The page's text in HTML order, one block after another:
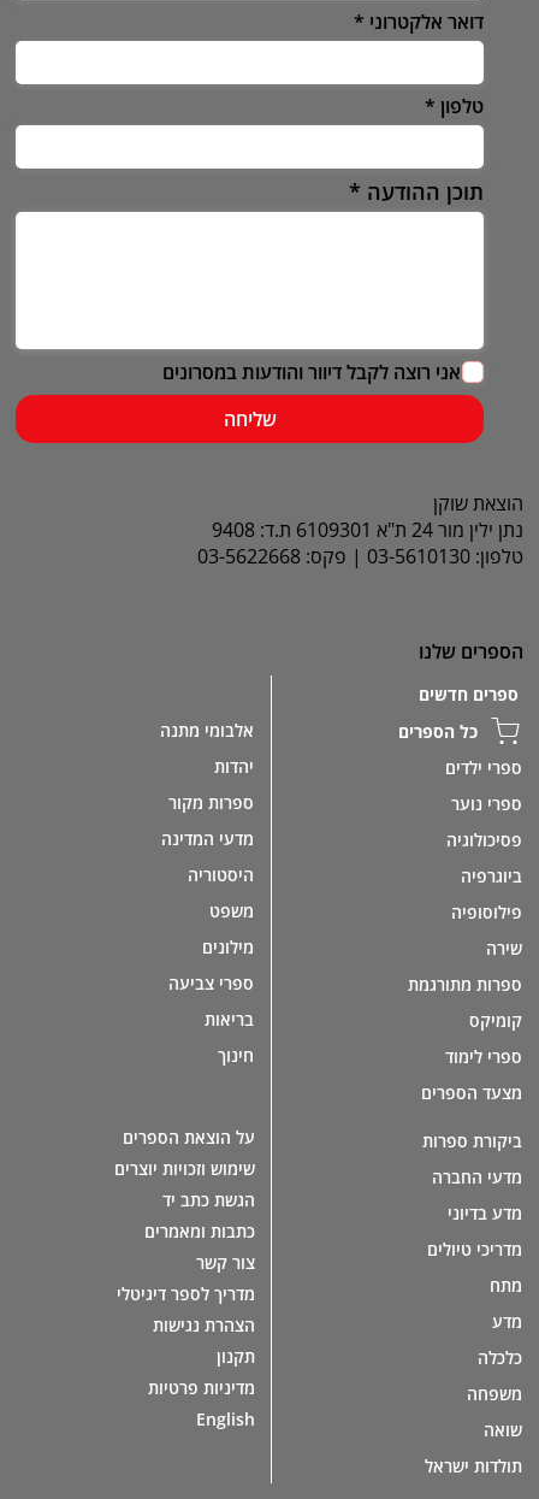
דואר אלקטרוני
טלפון
תוכן ההודעה
אני רוצה לקבל דיוור והודעות במסרונים
שליחה
הוצאת שוקן
נתן ילין מור 24 ת"א 6109301 ת.ד: 9408
טלפון: 03-5610130 | פקס: 03-5622668
הספרים שלנו
ספרים חדשים
כל הספרים
ספרי ילדים
ספרי נוער
פסיכולוגיה
ביוגרפיה
פילוסופיה
שירה
ספרות מתורגמת
קומיקס
ספרי לימוד
מצעד הספרים
ביקורת ספרות
מדעי החברה
מדע בדיוני
מדריכי טיולים
מתח
מדע
כלכלה
משפחה
שואה
תולדות ישראל
אלבומי מתנה
יהדות
ספרות מקור
מדעי המדינה
היסטוריה
משפט
מילונים
ספרי צביעה
בריאות
חינוך
על הוצאת הספרים
שימוש וזכויות יוצרים
הגשת כתב יד
כתבות ומאמרים
צור קשר
מדריך לספר דיגיטלי
הצהרת נגישות
תקנון
מדיניות פרטיות
English